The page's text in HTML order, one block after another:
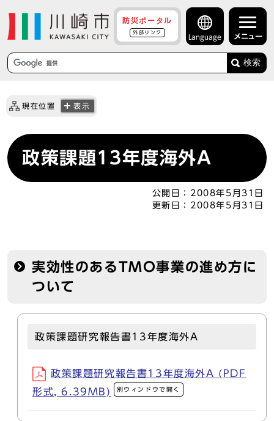
防災ポータル
外部リンク
Language メニュー
検索
現在位置 表示
政策課題13年度海外A
公開日： 2008年5月31日
更新日： 2008年5月31日
実効性のあるTMO事業の進め方に
ついて
政策課題研究報告書13年度海外A
政策課題研究報告書13年度海外A (PDF
形式, 6.39MB)
別ウィンドウで開く